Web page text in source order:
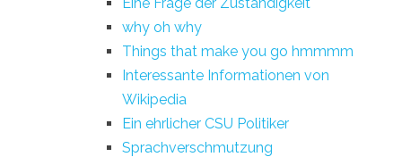
why oh why
Things that make you go hmmmm
Interessante Informationen von
Wikipedia
Ein ehrlicher CSU Politiker
Sprachverschmutzung